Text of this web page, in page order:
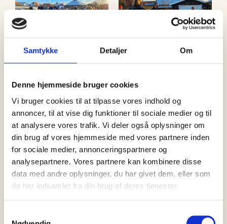
Samtykke Detaljer Om
Denne hjemmeside bruger cookies
Vi bruger cookies til at tilpasse vores indhold og
annoncer, til at vise dig funktioner til sociale medier og til
at analysere vores trafik. Vi deler også oplysninger om
din brug af vores hjemmeside med vores partnere inden
for sociale medier, annonceringspartnere og
analysepartnere. Vores partnere kan kombinere disse
data med andre oplysninger, du har givet dem, eller som
de har indsamlet fra din brug af deres tjenester.
Videoafspiller